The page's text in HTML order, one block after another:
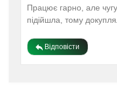
Працює гарно, але
підійшла, тому
Відповісти